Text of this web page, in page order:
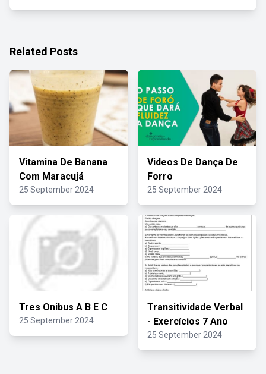
Related Posts
Vitamina De Banana
Com Maracujá
25 September 2024
Videos De Dança De
Forro
25 September 2024
Tres Onibus A B E C
25 September 2024
Transitividade Verbal
- Exercícios 7 Ano
25 September 2024